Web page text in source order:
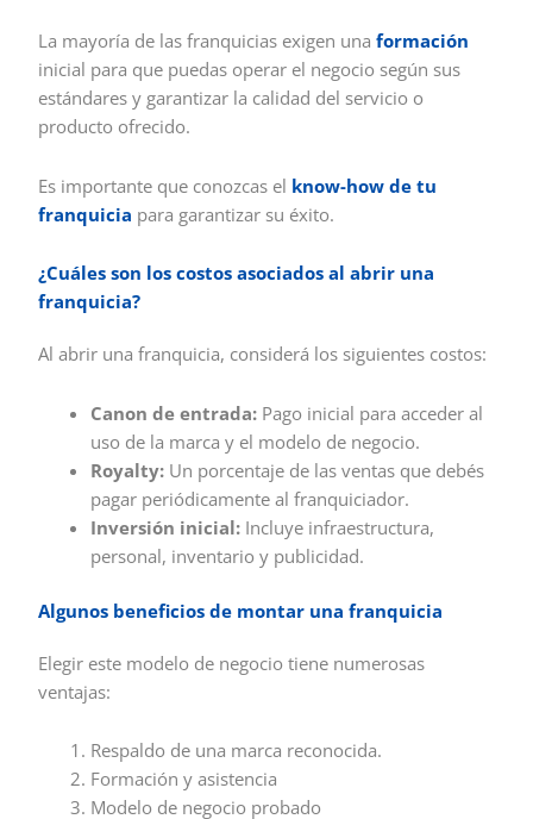
La mayoría de las franquicias exigen unaformación
inicial para que puedas operar el negocio según sus
estándares y garantizar la calidad del servicio o
producto ofrecido.
Es importante que conozcas el know-how de tu
franquicia para garantizar su éxito.
¿Cuáles son los costos asociados al abrir una
franquicia?
Al abrir una franquicia, considerá los siguientes costos:
Canon de entrada: Pago inicial para acceder al
uso de la marca y el modelo de negocio.
Royalty: Un porcentaje de las ventas que debés
pagar periódicamente al franquiciador.
Inversión inicial: Incluye infraestructura,
personal, inventario y publicidad.
Algunos beneficios de montar una franquicia
Elegir este modelo de negocio tiene numerosas
ventajas:
Respaldo de una marca reconocida.
Formación y asistencia
Modelo de negocio probado